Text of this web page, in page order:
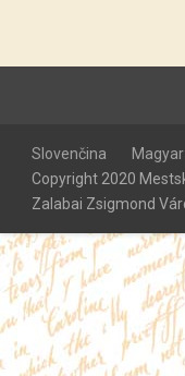
Slovenčina
Magyar
Copyright 2020
Zalabai Zsigmond